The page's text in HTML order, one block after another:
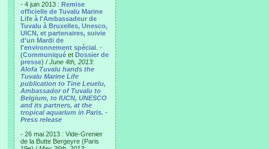
- 4 juin 2013 : Remise
officielle de Tuvalu Marine
Life à l'Ambassadeur de
Tuvalu à Bruxelles, Unesco,
UICN, et partenaires, suivie
d'un Mardi de
l'environnement spécial . -
(Communiqué et Dossier de
presse) / June 4th, 2013:
Alofa Tuvalu hands the
Tuvalu Marine Life
publication to Tine Leuelu,
Ambassador of Tuvalu to
Belgium, to IUCN, UNESCO
and its partners, at the
tropical aquarium in Paris. -
Press release
- 26 mai 2013 : Vide-Grenier
de la Butte Bergeyre (Paris